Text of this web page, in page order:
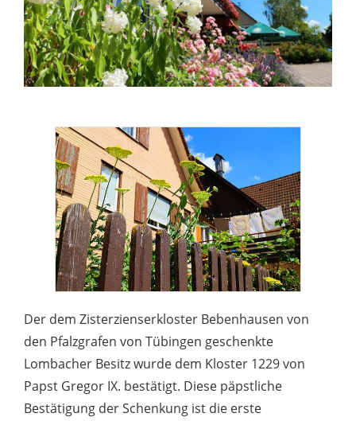
Der dem Zisterzienserkloster Bebenhausen von
den Pfalzgrafen von Tübingen geschenkte
Lombacher Besitz wurde dem Kloster 1229 von
Papst Gregor IX. bestätigt. Diese päpstliche
Bestätigung der Schenkung ist die erste